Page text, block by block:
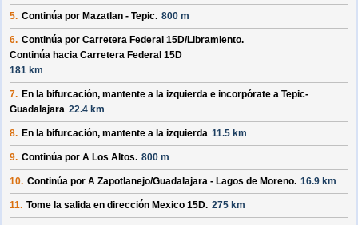
5. Continúa por Mazatlan - Tepic. 800 m
6. Continúa por Carretera Federal 15D/Libramiento.
Continúa hacia Carretera Federal 15D
181 km
7. En la bifurcación, mantente a la izquierda e incorpórate a Tepic-
Guadalajara 22.4 km
8. En la bifurcación, mantente a la izquierda 11.5 km
9. Continúa por A Los Altos. 800 m
10. Continúa por A Zapotlanejo/Guadalajara - Lagos de Moreno. 16.9 km
11. Tome la salida en dirección Mexico 15D. 275 km